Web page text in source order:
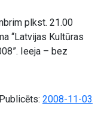
plkst. 21.00
“Latvijas Kultūras
Ieeja – bez
Publicēts: 2008-11-03